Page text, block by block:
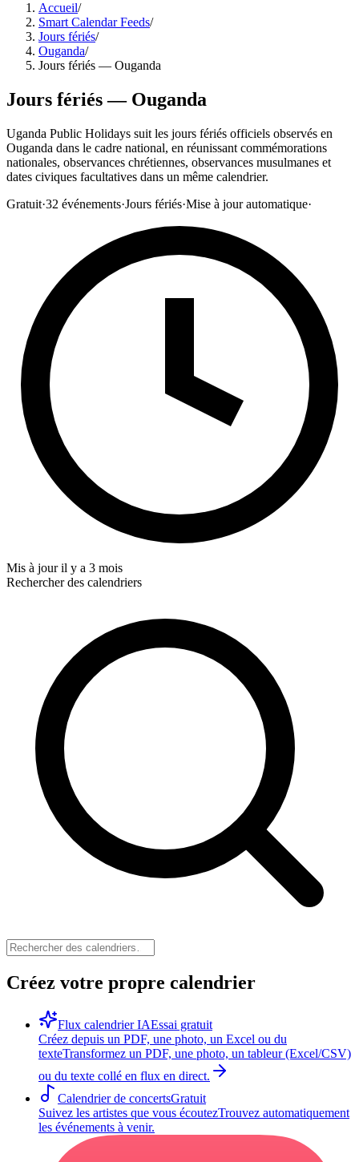
Accueil/
Smart Calendar Feeds/
Jours fériés/
Ouganda/
Jours fériés — Ouganda
Jours fériés — Ouganda
Uganda Public Holidays suit les jours fériés officiels observés en
Ouganda dans le cadre national, en réunissant commémorations
nationales, observances chrétiennes, observances musulmanes et
dates civiques facultatives dans un même calendrier.
Gratuit·32 événements·Jours fériés·Mise à jour automatique·
Mis à jour il y a 3 mois
Rechercher des calendriers
Créez votre propre calendrier
Flux calendrier IAEssai gratuit
Créez depuis un PDF, une photo, un Excel ou du
texteTransformez un PDF, une photo, un tableur (Excel/CSV)
ou du texte collé en flux en direct.
Calendrier de concertsGratuit
Suivez les artistes que vous écoutezTrouvez automatiquement
les événements à venir.